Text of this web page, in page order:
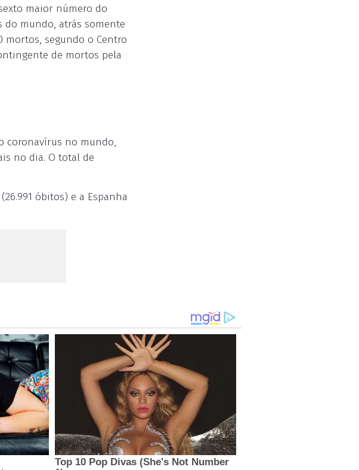
maior número do
do mundo, atrás somente
mortos, segundo o Centro
de mortos pela
coronavírus no mundo,
no dia. O total de
óbitos) e a Espanha